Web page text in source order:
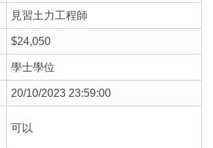
見習土力工程師
$24,050
學士學位
20/10/2023 23:59:00
可以